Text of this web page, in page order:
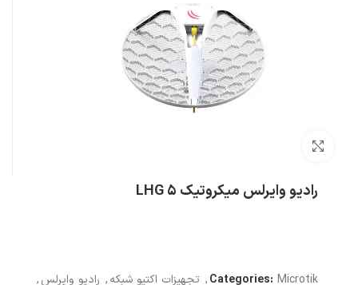
رادیو وایرلس میکروتیک LHG 5
Categories: Microtik
, تجهیزات اکتیو شبکه, رادیو وایرلس,